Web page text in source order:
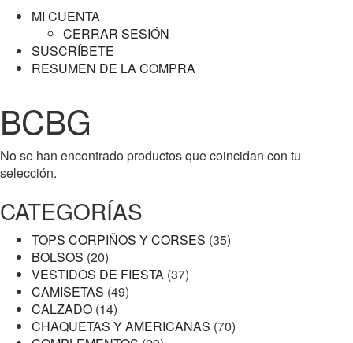
MI CUENTA
CERRAR SESIÓN
SUSCRÍBETE
RESUMEN DE LA COMPRA
BCBG
No se han encontrado productos que coincidan con tu
selección.
CATEGORÍAS
TOPS CORPIÑOS Y CORSES (35)
BOLSOS (20)
VESTIDOS DE FIESTA (37)
CAMISETAS (49)
CALZADO (14)
CHAQUETAS Y AMERICANAS (70)